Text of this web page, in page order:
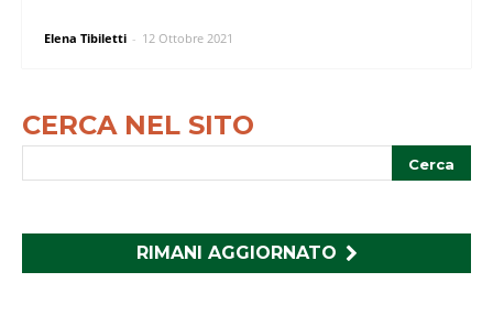
Elena Tibiletti - 12 Ottobre 2021
CERCA NEL SITO
RIMANI AGGIORNATO